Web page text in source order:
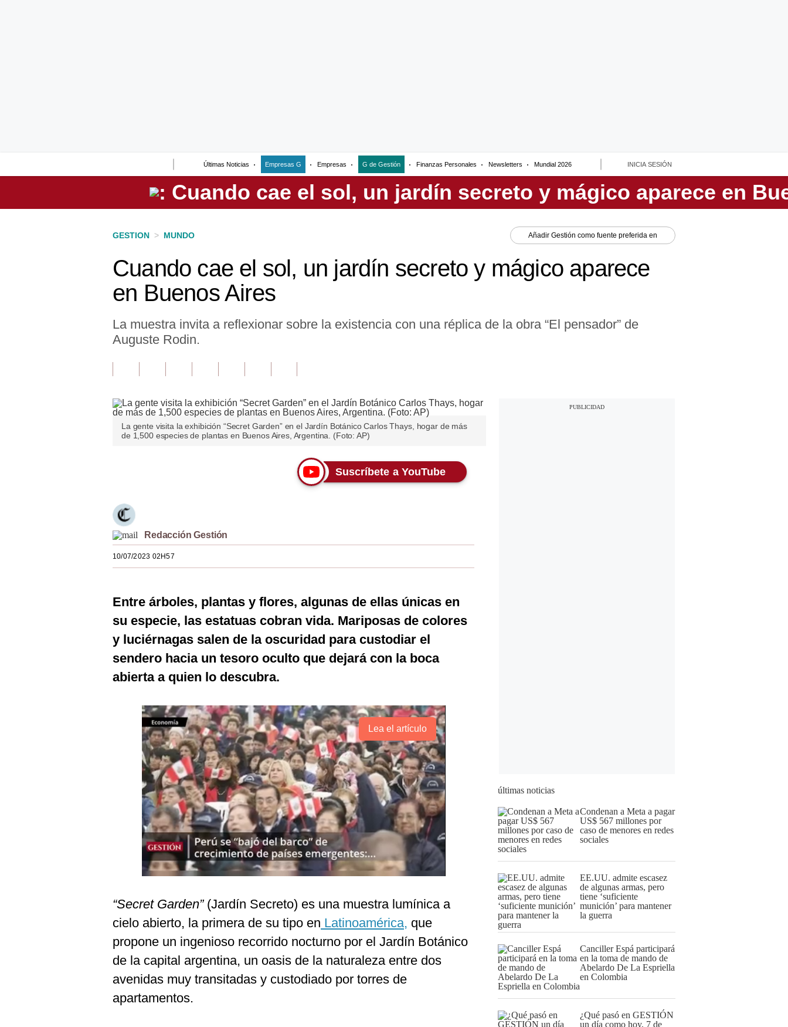
Últimas Noticias Empresas G Empresas G de Gestión Finanzas Personales Newsletters Mundial 2026 INICIA SESIÓN
Perú
GESTION > MUNDO Añadir Gestión como fuente preferida en
Cuando cae el sol, un jardín secreto y mágico aparece
en Buenos Aires
La muestra invita a reflexionar sobre la existencia con una réplica de la obra “El pensador” de
Auguste Rodin.
La gente visita la exhibición “Secret Garden” en el Jardín Botánico Carlos Thays, hogar de más
de 1,500 especies de plantas en Buenos Aires, Argentina. (Foto: AP)
Suscríbete a YouTube
Redacción Gestión
10/07/2023 02H57
Entre árboles, plantas y flores, algunas de ellas únicas en
su especie, las estatuas cobran vida. Mariposas de colores
y luciérnagas salen de la oscuridad para custodiar el
sendero hacia un tesoro oculto que dejará con la boca
abierta a quien lo descubra.
Lea el artículo
“Secret Garden”(Jardín Secreto) es una muestra lumínica a
cielo abierto, la primera de su tipo en Latinoamérica, que
propone un ingenioso recorrido nocturno por el Jardín Botánico
de la capital argentina, un oasis de la naturaleza entre dos
avenidas muy transitadas y custodiado por torres de
apartamentos.
últimas noticias
Condenan a Meta a pagar
US$ 567 millones por
caso de menores en redes
sociales
EE.UU. admite escasez
de algunas armas, pero
tiene ‘suficiente
munición’ para mantener
la guerra
Canciller Espá participará
en la toma de mando de
Abelardo De La Espriella
en Colombia
¿Qué pasó en GESTIÓN
un día como hoy, 7 de